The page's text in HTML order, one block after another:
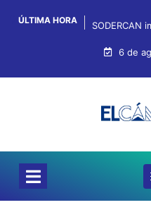
ÚLTIMA HORA SODERCAN
6 de